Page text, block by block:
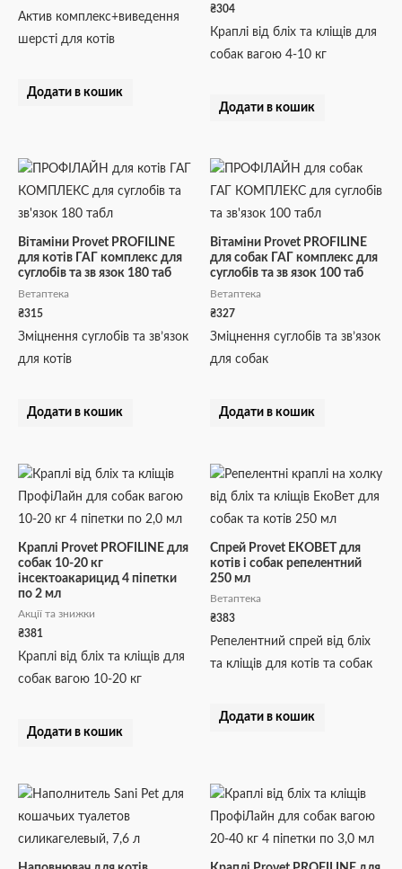
Актив комплекс+виведення
шерсті для котів
Додати в кошик
₴304
Краплі від бліх та кліщів для
собак вагою 4-10 кг
Додати в кошик
Вітаміни Provet PROFILINE
для котів ГАГ комплекс для
суглобів та зв язок 180 таб
Ветаптека
₴315
Зміцнення суглобів та зв’язок
для котів
Додати в кошик
Вітаміни Provet PROFILINE
для собак ГАГ комплекс для
суглобів та зв язок 100 таб
Ветаптека
₴327
Зміцнення суглобів та зв’язок
для собак
Додати в кошик
Краплі Provet PROFILINE для
собак 10-20 кг
інсектоакарицид 4 піпетки
по 2 мл
Акції та знижки
₴381
Краплі від бліх та кліщів для
собак вагою 10-20 кг
Додати в кошик
Спрей Provet ЕКОВЕТ для
котів і собак репелентний
250 мл
Ветаптека
₴383
Репелентний спрей від бліх
та кліщів для котів та собак
Додати в кошик